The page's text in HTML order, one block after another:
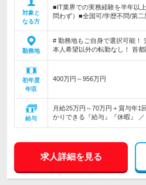
対象と
なる方
■IT業界での実務経験を半年以
問わず）■全国可/学歴不問/第二
勤務地
# 勤務地もご自身で選択可能！
本人希望以外の転勤なし！ 首都
初年度
年収
400万円～956万円
給与
月給25万円～70万円＋賞与年1
かりできる『給与』『休暇』
求人詳細を見る